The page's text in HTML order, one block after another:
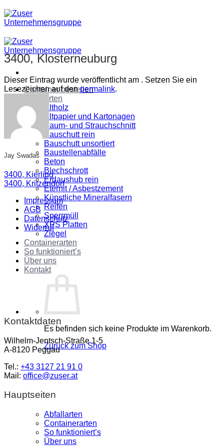
Zum
Inhalt
springen
Container bestellen
Abfallarten
Altholz
Altpapier und Kartonagen
Baum- und Strauchschnitt
Bauschutt rein
Bauschutt unsortiert
Baustellenabfälle
Beton
Blechschrott
Erdaushub rein
Eternit / Asbestzement
Künstliche Mineralfasern
Reifen
Sperrmüll
XPS Platten
Ziegel
Containerarten
So funktioniert’s
Über uns
Kontakt
Es befinden sich keine Produkte im Warenkorb.
Zurück zum Shop
3400, Klosterneuburg
Dieser Eintrag wurde veröffentlicht am . Setzen Sie ein
Lesezeichen auf denpermalink.
Jay Swadas
3400, Kierling
3400, Kritzendorf
Impressum
AGB
Datenschutz
Widerruf
Kontaktdaten
Wilhelm-Jentsch-Straße 1-5
A-8120 Peggau
Tel.: +43 3127 21 91 0
Mail: office@zuser.at
Hauptseiten
Abfallarten
Containerarten
So funktioniert’s
Über uns